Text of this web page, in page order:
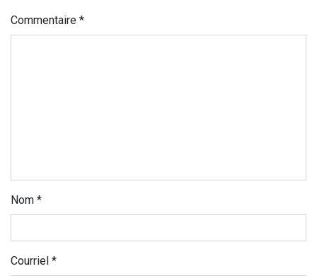
Commentaire *
Nom *
Courriel *